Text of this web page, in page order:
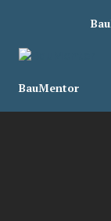
BauMentor